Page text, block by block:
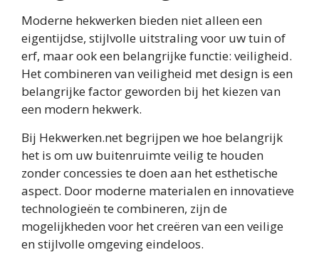
Moderne hekwerken bieden niet alleen een
eigentijdse, stijlvolle uitstraling voor uw tuin of
erf, maar ook een belangrijke functie: veiligheid.
Het combineren van veiligheid met design is een
belangrijke factor geworden bij het kiezen van
een modern hekwerk.
Bij Hekwerken.net begrijpen we hoe belangrijk
het is om uw buitenruimte veilig te houden
zonder concessies te doen aan het esthetische
aspect. Door moderne materialen en innovatieve
technologieën te combineren, zijn de
mogelijkheden voor het creëren van een veilige
en stijlvolle omgeving eindeloos.